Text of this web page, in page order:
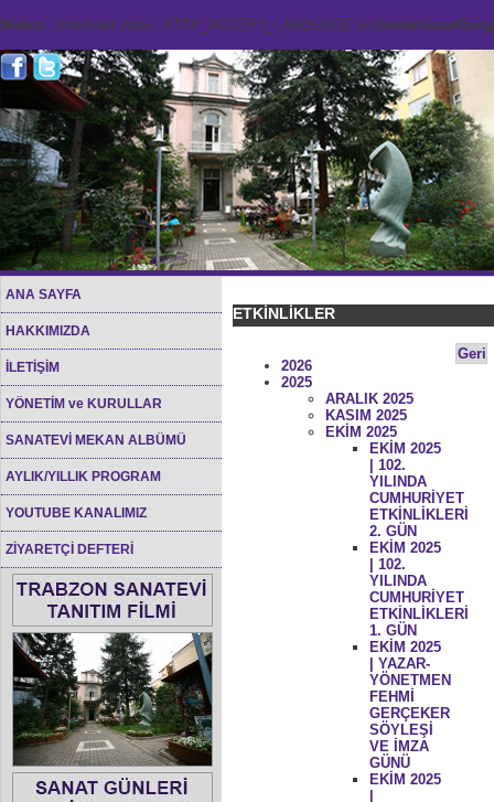
Notice: Undefined index: HTTP_ACCEPT_LANGUAGE in /home/
ANA SAYFA
HAKKIMIZDA
İLETİŞİM
YÖNETİM ve KURULLAR
SANATEVİ MEKAN ALBÜMÜ
AYLIK/YILLIK PROGRAM
YOUTUBE KANALIMIZ
ZİYARETÇİ DEFTERİ
ETKİNLİKLER
Geri
2026
2025
ARALIK 2025
KASIM 2025
EKİM 2025
EKİM 2025
| 102.
YILINDA
CUMHURİYET
ETKİNLİKLERİ
2. GÜN
EKİM 2025
| 102.
YILINDA
CUMHURİYET
ETKİNLİKLERİ
1. GÜN
EKİM 2025
| YAZAR-
YÖNETMEN
FEHMİ
GERÇEKER
SÖYLEŞİ
VE İMZA
GÜNÜ
EKİM 2025